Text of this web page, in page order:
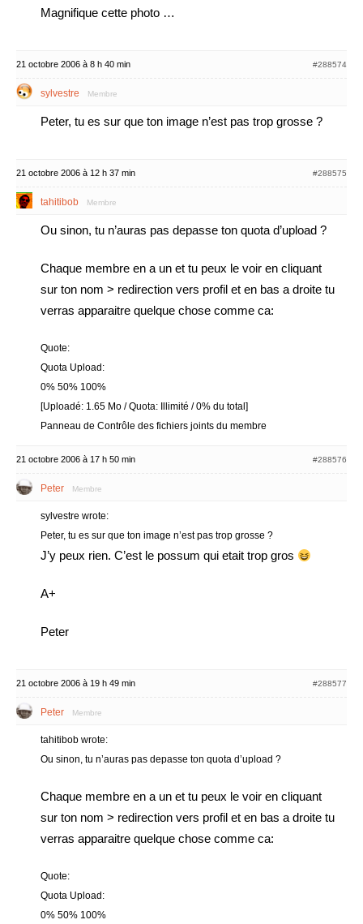
Magnifique cette photo …
21 octobre 2006 à 8 h 40 min #288574
sylvestre Membre
Peter, tu es sur que ton image n’est pas trop grosse ?
21 octobre 2006 à 12 h 37 min #288575
tahitibob Membre
Ou sinon, tu n’auras pas depasse ton quota d’upload ?
Chaque membre en a un et tu peux le voir en cliquant
sur ton nom > redirection vers profil et en bas a droite tu
verras apparaitre quelque chose comme ca:
Quote:
Quota Upload:
0% 50% 100%
[Uploadé: 1.65 Mo / Quota: Illimité / 0% du total]
Panneau de Contrôle des fichiers joints du membre
21 octobre 2006 à 17 h 50 min #288576
Peter Membre
sylvestre wrote:
Peter, tu es sur que ton image n’est pas trop grosse ?
J’y peux rien. C’est le possum qui etait trop gros
A+
Peter
21 octobre 2006 à 19 h 49 min #288577
Peter Membre
tahitibob wrote:
Ou sinon, tu n’auras pas depasse ton quota d’upload ?
Chaque membre en a un et tu peux le voir en cliquant
sur ton nom > redirection vers profil et en bas a droite tu
verras apparaitre quelque chose comme ca:
Quote:
Quota Upload:
0% 50% 100%